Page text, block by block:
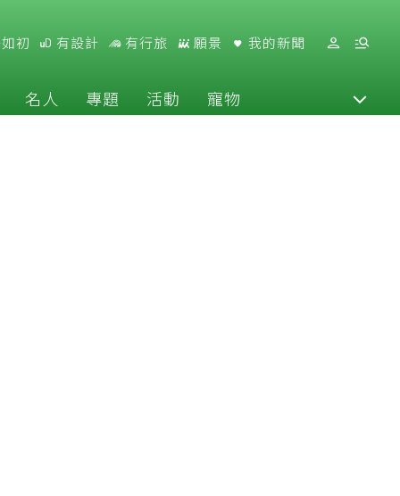
初 有設計 有行旅 願景 我的新聞
名人 專題 活動 寵物